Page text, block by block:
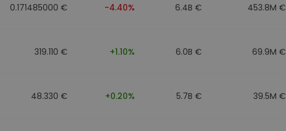
0.171485000 € -4.40% 6.4B € 453.8M €
319.110 € +1.10% 6.0B € 69.9M €
48.330 € +0.20% 5.7B € 39.5M €